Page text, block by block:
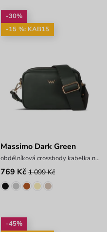
-30%
-15 %: KAB15
Massimo Dark Green
obdélníková crossbody kabelka na zip
769 Kč 1 099 Kč
-45%